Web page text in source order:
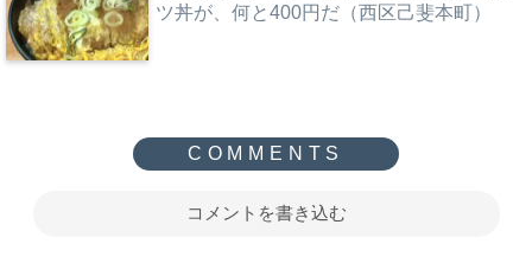
ツ丼が、何と400円だ（西区己斐本町）
コメントを書き込む